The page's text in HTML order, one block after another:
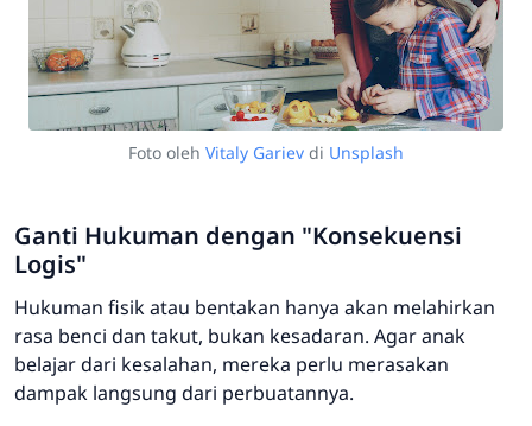
Foto oleh Vitaly Gariev di Unsplash
Ganti Hukuman dengan "Konsekuensi
Logis"
Hukuman fisik atau bentakan hanya akan melahirkan
rasa benci dan takut, bukan kesadaran. Agar anak
belajar dari kesalahan, mereka perlu merasakan
dampak langsung dari perbuatannya.